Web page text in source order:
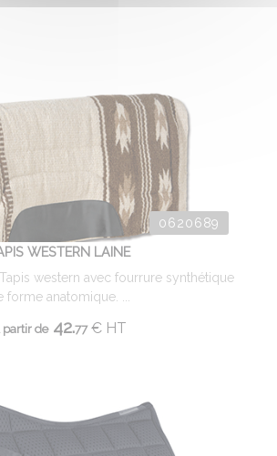
0620689
WESTERN LAINE
western avec fourrure synthétique
forme anatomique. ...
partir de42.77 € HT